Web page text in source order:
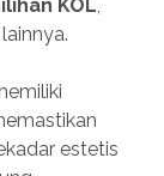
KOL,
estetis